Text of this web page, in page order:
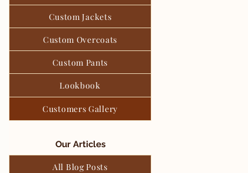
Custom Jackets
Custom Overcoats
Custom Pants
Lookbook
Customers Gallery
Our Articles
All Blog Posts